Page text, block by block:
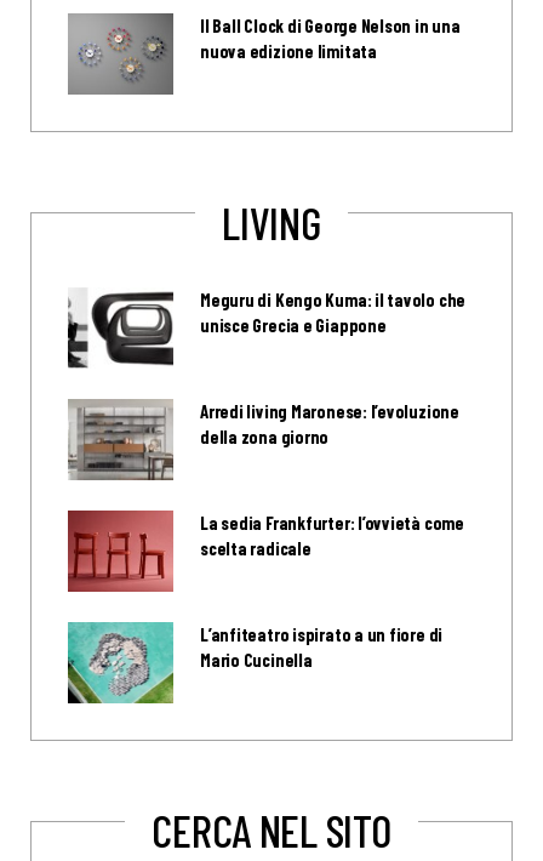
Il Ball Clock di George Nelson in una
nuova edizione limitata
LIVING
Meguru di Kengo Kuma: il tavolo che
unisce Grecia e Giappone
Arredi living Maronese: l’evoluzione
della zona giorno
La sedia Frankfurter: l’ovvietà come
scelta radicale
L’anfiteatro ispirato a un fiore di
Mario Cucinella
CERCA NEL SITO